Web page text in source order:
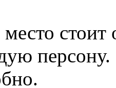
стоит
персону.